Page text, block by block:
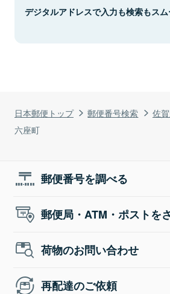
日本郵便トップ 郵便番号検索 佐
六座町
デジタルアドレスで入力も検索もスム
郵便番号を調べる
郵便局・ATM・ポストを
荷物のお問い合わせ
再配達のご依頼